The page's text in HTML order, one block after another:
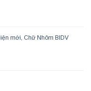
mới, Chữ Nhôm BIDV